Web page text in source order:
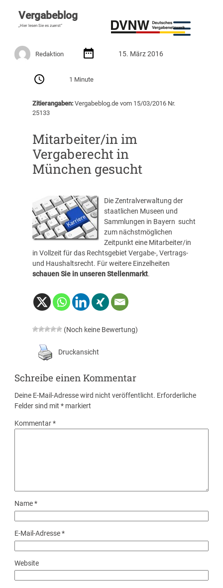
Vergabeblog
„Hier lesen Sie es zuerst“
Redaktion 15. März 2016
1 Minute
Zitierangaben:Vergabeblog.de vom 15/03/2016 Nr.
25133
Mitarbeiter/in im
Vergaberecht in
München gesucht
Die Zentralverwaltung der
staatlichen Museen und
Sammlungen in Bayern sucht
zum nächstmöglichen
Zeitpunkt eine Mitarbeiter/in
in Vollzeit für das Rechtsgebiet Vergabe-, Vertrags-
und Haushaltsrecht. Für weitere Einzelheiten
schauen Sie in unseren Stellenmarkt.
(Noch keine Bewertung)
Druckansicht
Schreibe einen Kommentar
Deine E-Mail-Adresse wird nicht veröffentlicht. Erforderliche
Felder sind mit* markiert
Kommentar*
Name*
E-Mail-Adresse*
Website